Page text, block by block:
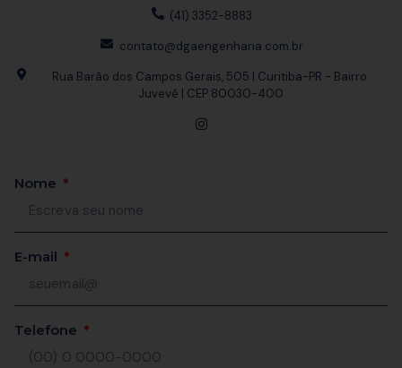
(41) 3352-8883
contato@dgaengenharia.com.br
Rua Barão dos Campos Gerais, 505 | Curitiba-PR - Bairro:
Juvevê | CEP 80030-400
Nome
E-mail
Telefone